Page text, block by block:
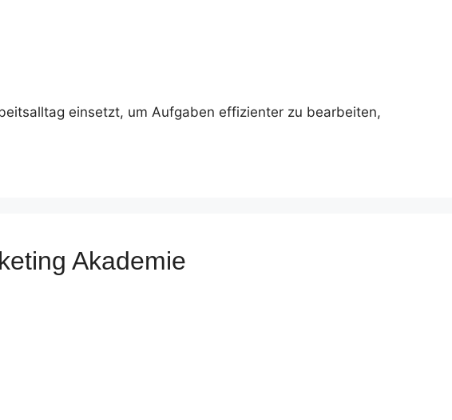
einsetzt, um Aufgaben effizienter zu bearbeiten,
Akademie